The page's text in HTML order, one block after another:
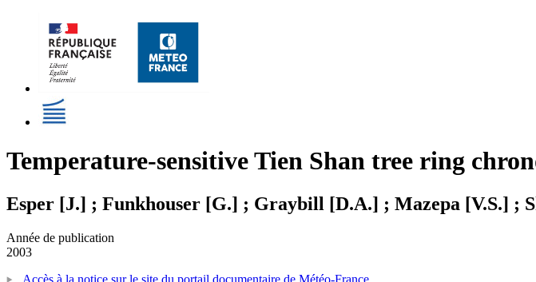
Temperature-sensitive Tien Shan tree ring
Esper [J.] ; Funkhouser [G.] ; Graybill [D.A.] ; Mazepa [V.S.] ;
Année de publication
2003
Accès à la notice sur le site du portail documentaire de Météo-France